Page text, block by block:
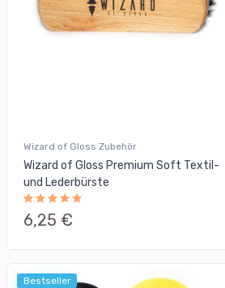
Wizard of Gloss Zubehör
Wizard of Gloss Premium Soft Textil-
und Lederbürste
6,25 €
Bestseller